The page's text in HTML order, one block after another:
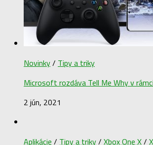
Novinky/ Tipy a triky
Microsoft rozdáva Tell Me Why v
2 jún, 2021
Aplikácie / Tipy a triky/ Xbox One X/